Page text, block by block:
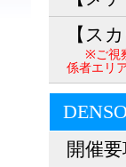
【ス
※ご視
係者エリ
開催